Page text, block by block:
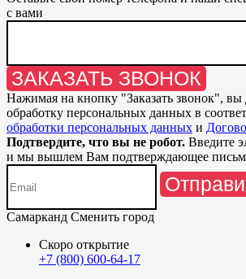
с вами
ЗАКАЗАТЬ ЗВОНОК
Нажимая на кнопку "Заказать звонок", вы
обработку персональных данных в
обработки персональных данных и
Подтвердите, что вы не робот. Введите
и мы вышлем Вам подтверждающее
Самарканд Сменить город
Скоро открытие
+7 (800) 600-64-17